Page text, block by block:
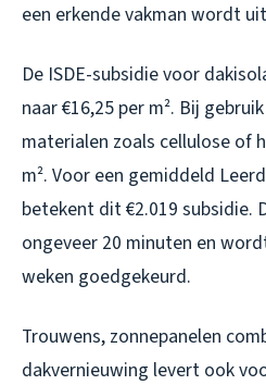
een erkende vakman wordt
De ISDE-subsidie voor
naar €16,25 per m². Bij
materialen zoals cellulose of
m². Voor een gemiddeld
betekent dit €2.019 subsidie.
ongeveer 20 minuten en
weken goedgekeurd.
Trouwens, zonnepanelen
dakvernieuwing levert ook